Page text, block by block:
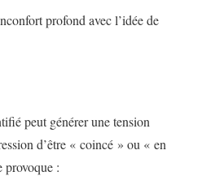
profond avec l’idée de
peut générer une tension
d’être « coincé » ou « en
provoque :